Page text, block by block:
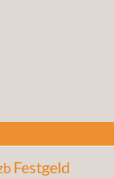
Festgeld